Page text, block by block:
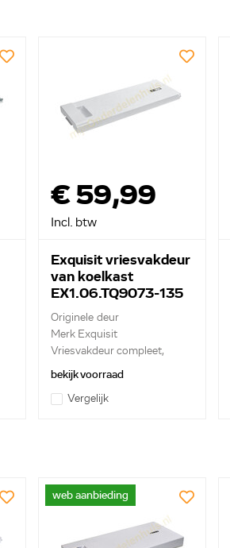
€ 59,99
Incl. btw
Exquisit vriesvakdeur
van koelkast
EX1.06.TQ9073-135
Originele deur
Merk Exquisit
Vriesvakdeur compleet,
scharn...
bekijk voorraad
Vergelijk
web aanbieding